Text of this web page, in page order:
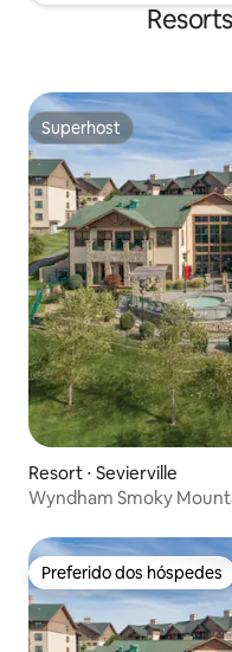
Superhost
Superhost
Resort ⋅ Sevierville
Wyndham Smoky
Preferido dos hóspedes
Preferido dos hóspedes